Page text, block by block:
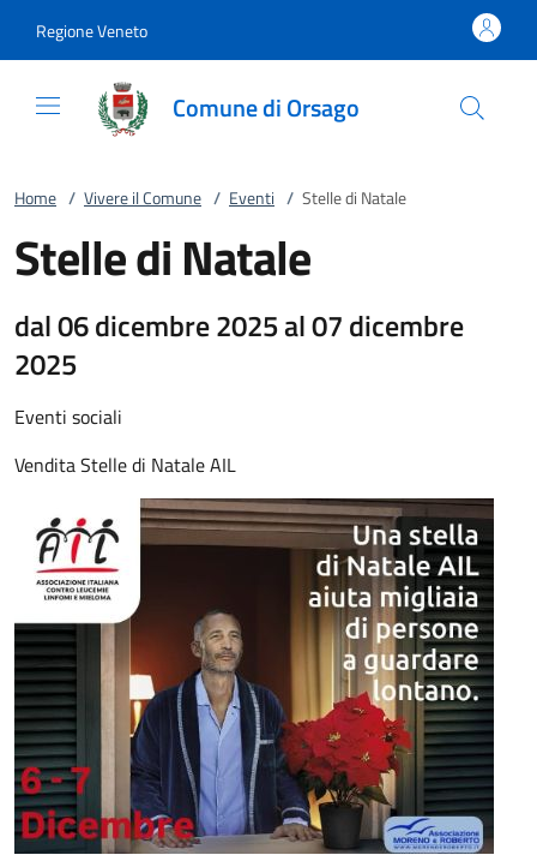
Regione Veneto
Comune di Orsago
Home / Vivere il Comune / Eventi / Stelle di Natale
Stelle di Natale
dal 06 dicembre 2025 al 07 dicembre
2025
Eventi sociali
Vendita Stelle di Natale AIL